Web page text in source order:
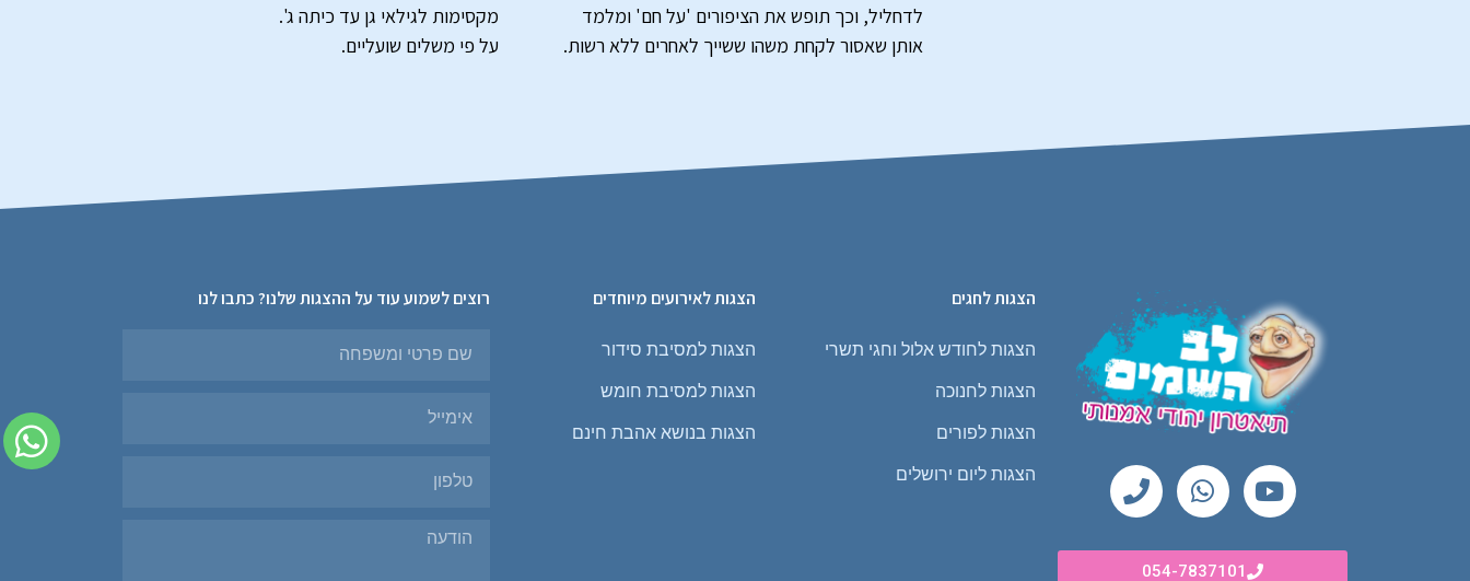
לדחליל, וכך תופש את הציפורים 'על חם' ומלמד
אותן שאסור לקחת משהו ששייך לאחרים ללא רשות.
מקסימות לגילאי גן עד כיתה ג'.
על פי משלים שועליים.
054-7837101
הצגות לחגים
הצגות לחודש אלול וחגי תשרי
הצגות לחנוכה
הצגות לפורים
הצגות ליום ירושלים
הצגות לאירועים מיוחדים
הצגות למסיבת סידור
הצגות למסיבת חומש
הצגות בנושא אהבת חינם
רוצים לשמוע עוד על ההצגות שלנו? כתבו לנו